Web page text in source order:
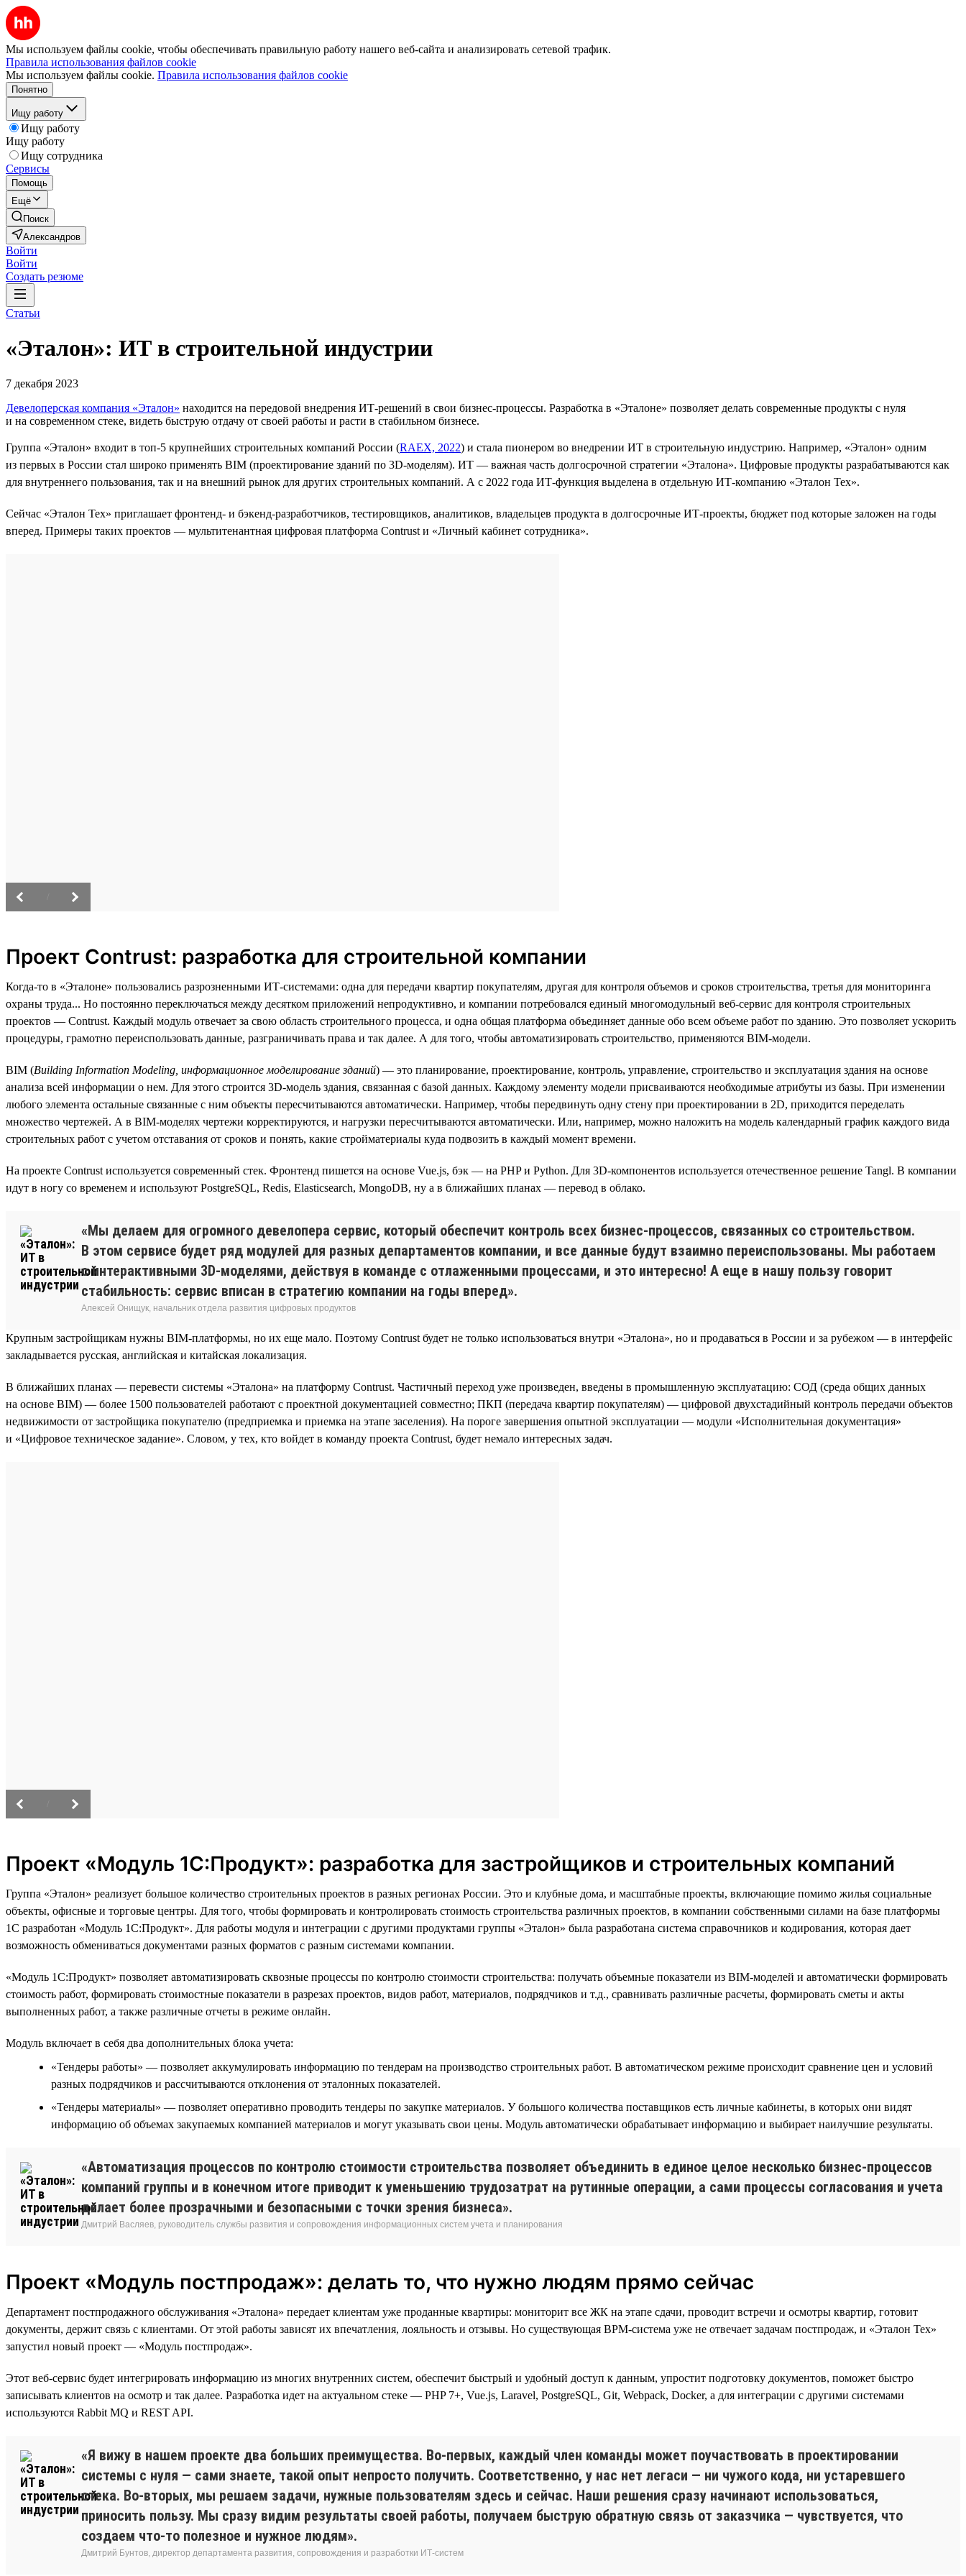
Мы используем файлы cookie, чтобы обеспечивать правильную работу нашего веб-сайта и анализировать сетевой трафик.
Правила использования файлов cookie
Мы используем файлы cookie. Правила использования файлов cookie
Понятно
Ищу работу
Ищу работу
Ищу работу
Ищу сотрудника
Сервисы
Помощь
Ещё
Поиск
Александров
Войти
Войти
Создать резюме
Статьи
«Эталон»: ИТ в строительной индустрии
7 декабря 2023
Девелоперская компания «Эталон» находится на передовой внедрения ИТ-решений в свои бизнес-процессы. Разработка в «Эталоне» позволяет делать современные продукты с нуля
и на современном стеке, видеть быструю отдачу от своей работы и расти в стабильном бизнесе.
Группа «Эталон» входит в топ-5 крупнейших строительных компаний России (RAEX, 2022) и стала пионером во внедрении ИТ в строительную индустрию. Например, «Эталон» одним
из первых в России стал широко применять BIM (проектирование зданий по 3D-моделям). ИТ — важная часть долгосрочной стратегии «Эталона». Цифровые продукты разрабатываются как
для внутреннего пользования, так и на внешний рынок для других строительных компаний. А с 2022 года ИТ-функция выделена в отдельную ИТ-компанию «Эталон Тех».
Сейчас «Эталон Тех» приглашает фронтенд- и бэкенд-разработчиков, тестировщиков, аналитиков, владельцев продукта в долгосрочные ИТ-проекты, бюджет под которые заложен на годы
вперед. Примеры таких проектов — мультитенантная цифровая платформа Contrust и «Личный кабинет сотрудника».
Проект Contrust: разработка для строительной компании
Когда-то в «Эталоне» пользовались разрозненными ИТ-системами: одна для передачи квартир покупателям, другая для контроля объемов и сроков строительства, третья для мониторинга
охраны труда... Но постоянно переключаться между десятком приложений непродуктивно, и компании потребовался единый многомодульный веб-сервис для контроля строительных
проектов — Contrust. Каждый модуль отвечает за свою область строительного процесса, и одна общая платформа объединяет данные обо всем объеме работ по зданию. Это позволяет ускорить
процедуры, грамотно переиспользовать данные, разграничивать права и так далее. А для того, чтобы автоматизировать строительство, применяются BIM-модели.
BIM (Building Information Modeling, информационное моделирование зданий) — это планирование, проектирование, контроль, управление, строительство и эксплуатация здания на основе
анализа всей информации о нем. Для этого строится 3D-модель здания, связанная с базой данных. Каждому элементу модели присваиваются необходимые атрибуты из базы. При изменении
любого элемента остальные связанные с ним объекты пересчитываются автоматически. Например, чтобы передвинуть одну стену при проектировании в 2D, приходится переделать
множество чертежей. А в BIM-моделях чертежи корректируются, и нагрузки пересчитываются автоматически. Или, например, можно наложить на модель календарный график каждого вида
строительных работ с учетом отставания от сроков и понять, какие стройматериалы куда подвозить в каждый момент времени.
На проекте Contrust используется современный стек. Фронтенд пишется на основе Vue.js, бэк — на PHP и Python. Для 3D-компонентов используется отечественное решение Tangl. В компании
идут в ногу со временем и используют PostgreSQL, Redis, Elasticsearch, MongoDB, ну а в ближайших планах — перевод в облако.
«Мы делаем для огромного девелопера сервис, который обеспечит контроль всех бизнес-процессов, связанных со строительством.
В этом сервисе будет ряд модулей для разных департаментов компании, и все данные будут взаимно переиспользованы. Мы работаем
с интерактивными 3D-моделями, действуя в команде с отлаженными процессами, и это интересно! А еще в нашу пользу говорит
стабильность: сервис вписан в стратегию компании на годы вперед».
Алексей Онищук, начальник отдела развития цифровых продуктов
Крупным застройщикам нужны BIM-платформы, но их еще мало. Поэтому Contrust будет не только использоваться внутри «Эталона», но и продаваться в России и за рубежом — в интерфейс
закладывается русская, английская и китайская локализация.
В ближайших планах — перевести системы «Эталона» на платформу Contrust. Частичный переход уже произведен, введены в промышленную эксплуатацию: СОД (среда общих данных
на основе BIM) — более 1500 пользователей работают с проектной документацией совместно; ПКП (передача квартир покупателям) — цифровой двухстадийный контроль передачи объектов
недвижимости от застройщика покупателю (предприемка и приемка на этапе заселения). На пороге завершения опытной эксплуатации — модули «Исполнительная документация»
и «Цифровое техническое задание». Словом, у тех, кто войдет в команду проекта Contrust, будет немало интересных задач.
Проект «Модуль 1С:Продукт»: разработка для застройщиков и строительных компаний
Группа «Эталон» реализует большое количество строительных проектов в разных регионах России. Это и клубные дома, и масштабные проекты, включающие помимо жилья социальные
объекты, офисные и торговые центры. Для того, чтобы формировать и контролировать стоимость строительства различных проектов, в компании собственными силами на базе платформы
1С разработан «Модуль 1С:Продукт». Для работы модуля и интеграции с другими продуктами группы «Эталон» была разработана система справочников и кодирования, которая дает
возможность обмениваться документами разных форматов с разным системами компании.
«Модуль 1С:Продукт» позволяет автоматизировать сквозные процессы по контролю стоимости строительства: получать объемные показатели из BIM-моделей и автоматически формировать
стоимость работ, формировать стоимостные показатели в разрезах проектов, видов работ, материалов, подрядчиков и т.д., сравнивать различные расчеты, формировать сметы и акты
выполненных работ, а также различные отчеты в режиме онлайн.
Модуль включает в себя два дополнительных блока учета:
«Тендеры работы» — позволяет аккумулировать информацию по тендерам на производство строительных работ. В автоматическом режиме происходит сравнение цен и условий
разных подрядчиков и рассчитываются отклонения от эталонных показателей.
«Тендеры материалы» — позволяет оперативно проводить тендеры по закупке материалов. У большого количества поставщиков есть личные кабинеты, в которых они видят
информацию об объемах закупаемых компанией материалов и могут указывать свои цены. Модуль автоматически обрабатывает информацию и выбирает наилучшие результаты.
«Автоматизация процессов по контролю стоимости строительства позволяет объединить в единое целое несколько бизнес-процессов
компаний группы и в конечном итоге приводит к уменьшению трудозатрат на рутинные операции, а сами процессы согласования и учета
делает более прозрачными и безопасными с точки зрения бизнеса».
Дмитрий Васляев, руководитель службы развития и сопровождения информационных систем учета и планирования
Проект «Модуль постпродаж»: делать то, что нужно людям прямо сейчас
Департамент постпродажного обслуживания «Эталона» передает клиентам уже проданные квартиры: мониторит все ЖК на этапе сдачи, проводит встречи и осмотры квартир, готовит
документы, держит связь с клиентами. От этой работы зависят их впечатления, лояльность и отзывы. Но существующая BPM-система уже не отвечает задачам постпродаж, и «Эталон Тех»
запустил новый проект — «Модуль постпродаж».
Этот веб-сервис будет интегрировать информацию из многих внутренних систем, обеспечит быстрый и удобный доступ к данным, упростит подготовку документов, поможет быстро
записывать клиентов на осмотр и так далее. Разработка идет на актуальном стеке — PHP 7+, Vue.js, Laravel, PostgreSQL, Git, Webpack, Docker, а для интеграции с другими системами
используются Rabbit MQ и REST API.
«Я вижу в нашем проекте два больших преимущества. Во-первых, каждый член команды может поучаствовать в проектировании
системы с нуля — сами знаете, такой опыт непросто получить. Соответственно, у нас нет легаси — ни чужого кода, ни устаревшего
стека. Во-вторых, мы решаем задачи, нужные пользователям здесь и сейчас. Наши решения сразу начинают использоваться,
приносить пользу. Мы сразу видим результаты своей работы, получаем быструю обратную связь от заказчика — чувствуется, что
создаем что-то полезное и нужное людям».
Дмитрий Бунтов, директор департамента развития, сопровождения и разработки ИТ-систем